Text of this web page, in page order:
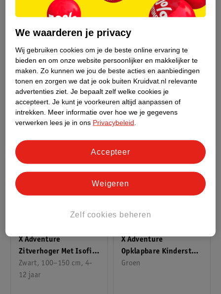
XAdventure Co Sleeper
Groen
54 99
X Adventure
Elektrische Wipstoel
Rocco Velvet Nougat
Beige
68.
99
X Adventure
Zitverhoger Met Isofix
R129
Zwart, 100–150 cm, 4-
12 jaar
X Adventure
Opklapbare Kinderstoel
Joy Army
Groen
42
We waarderen je privacy
Wij gebruiken cookies om je de beste online ervaring te
bieden en om onze website persoonlijker en makkelijker te
maken. Zo kunnen we jou de beste acties en aanbiedingen
tonen en zorgen we dat je ook buiten Kruidvat.nl relevante
advertenties ziet. Je bepaalt zelf welke cookies je
accepteert. Je kunt je voorkeuren altijd aanpassen of
intrekken.
Meer informatie over hoe we je gegevens
verwerken lees je in ons Privacybeleid
Zelf cookies beheren
Weigeren
Accepteer